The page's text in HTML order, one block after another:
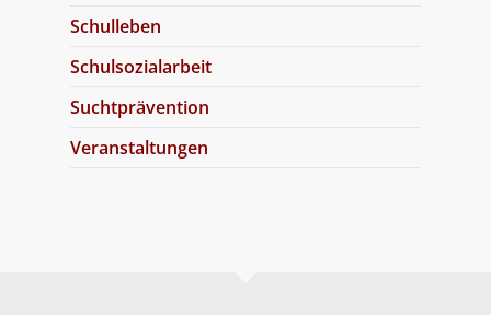
Schulleben
Schulsozialarbeit
Suchtprävention
Veranstaltungen